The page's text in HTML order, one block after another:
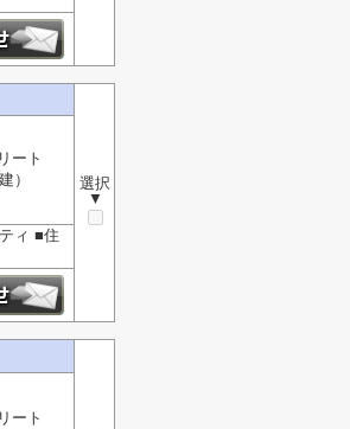
選択
▼
ート
）
ィ ■住
ート